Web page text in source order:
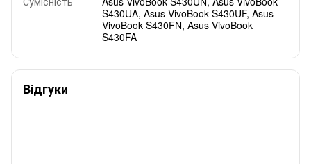
S430UA, Asus VivoBook S430UF, Asus
VivoBook S430FN, Asus VivoBook
S430FA
Відгуки